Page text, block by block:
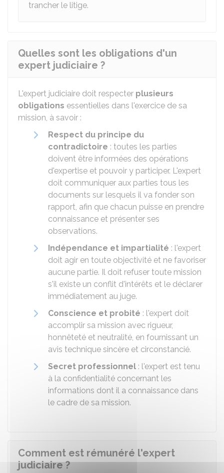
trancher le litige.
Quelles sont les obligations d'un
expert judiciaire ?
L'expert judiciaire doit respecter plusieurs
obligations essentielles dans l'exercice de sa
mission, à savoir :
Respect du principe du
contradictoire : toutes les parties
doivent être informées des opérations
d'expertise et pouvoir y participer. L'expert
doit communiquer aux parties tous les
documents sur lesquels il va fonder son
rapport, afin que chacun puisse en prendre
connaissance et présenter ses
observations.
Indépendance et impartialité : l'expert
doit agir en toute objectivité et ne favoriser
aucune partie. Il doit refuser toute mission
s'il existe un conflit d'intérêts et le déclarer
immédiatement au juge.
Conscience et probité : l'expert doit
accomplir sa mission avec rigueur,
honnêteté et neutralité, en fournissant un
avis technique sincère et circonstancié.
Secret professionnel : l'expert est tenu
à la confidentialité concernant les
informations dont il a connaissance dans
le cadre de sa mission.
Comment est rémunéré l'expert
judiciaire ?